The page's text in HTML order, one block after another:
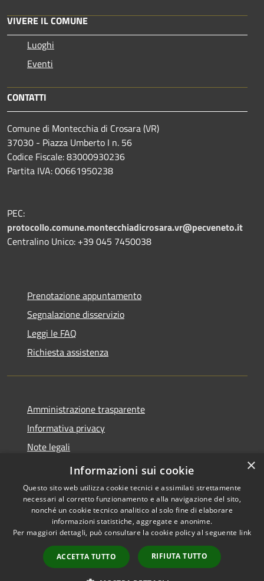
VIVERE IL COMUNE
Luoghi
Eventi
CONTATTI
Comune di Montecchia di Crosara (VR)
37030 - Piazza Umberto I n. 56
Codice Fiscale: 83000930236
Partita IVA: 00661950238
PEC:
protocollo.comune.montecchiadicrosara.vr@pecveneto.it
Centralino Unico: +39 045 7450038
Prenotazione appuntamento
Segnalazione disservizio
Leggi le FAQ
Richiesta assistenza
Amministrazione trasparente
Informativa privacy
Note legali
Dichiarazione di accessibilità
Accessibilità
Copyright © 2026 • Comune di
Montecchia di Crosara •
Powered byMunicipium
Accesso redazione
×
Informazioni sui cookie
Questo sito web utilizza cookie tecnici e assimilati strettamente
necessari al corretto funzionamento e alla navigazione del sito,
nonché un cookie tecnico analitico al solo fine di elaborare
informazioni statistiche, aggregate e anonime.
Per maggiori dettagli, può consultare la cookie policy al seguente link
ACCETTA TUTTO RIFIUTA TUTTO